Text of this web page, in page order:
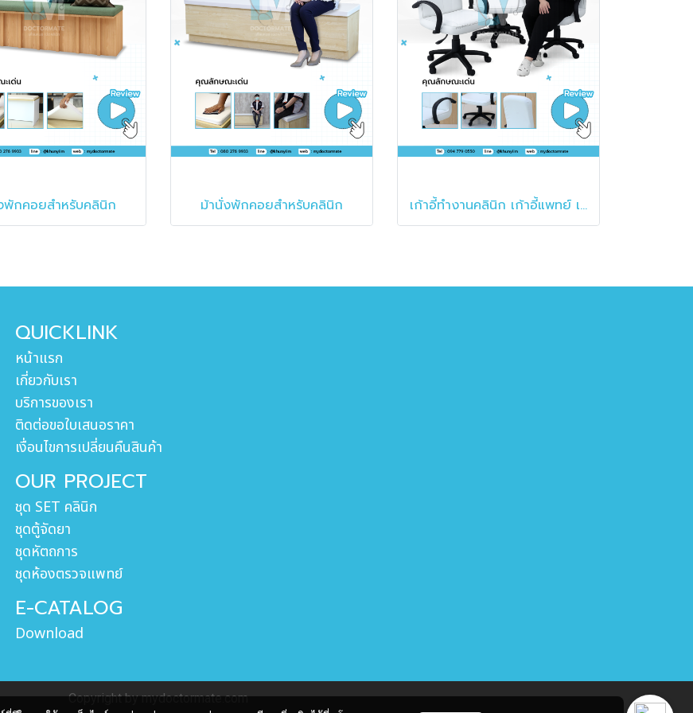
พักคอยสำหรับคลินิก ม้านั่งพักคอยสำหรับคลินิก เก้าอี้ทำงานคลินิก เก้าอี้แพทย์ เก้าอี้ผู้ช่วย MT-118
QUICKLINK
หน้าแรก
เกี่ยวกับเรา
บริการของเรา
ติดต่อขอใบเสนอราคา
เงื่อนไขการเปลี่ยนคืนสินค้า
OUR PROJECT
ชุด SET คลินิก
ชุดตู้จัดยา
ชุดหัตถการ
ชุดห้องตรวจแพทย์
E-CATALOG
Download
Copyright by mydoctormate.com